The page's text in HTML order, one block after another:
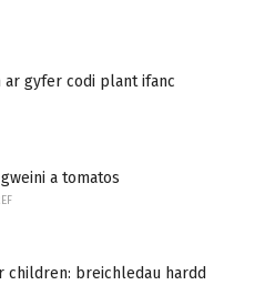
ar gyfer codi plant ifanc
a tomatos
children: breichledau hardd